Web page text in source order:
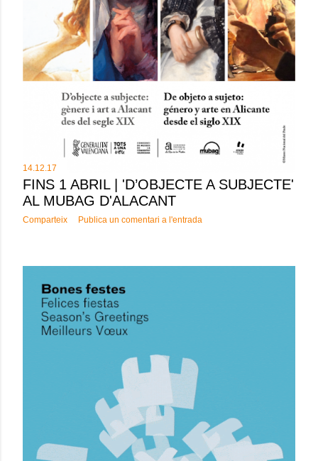
14.12.17
FINS 1 ABRIL | 'D’OBJECTE A SUBJECTE'
AL MUBAG D'ALACANT
Comparteix Publica un comentari a l'entrada